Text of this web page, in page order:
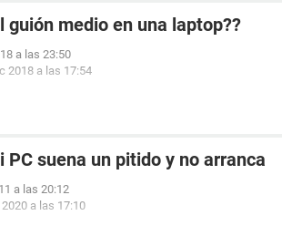
guión medio en una laptop??
a las 23:50
2018 a las 17:54
PC suena un pitido y no arranca
a las 20:12
a las 17:10